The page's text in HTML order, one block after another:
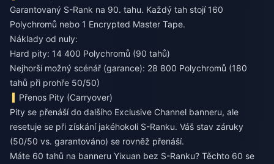
Garantovaný S-Rank na 90. tahu. Každý tah stojí 160
Polychromů nebo 1 Encrypted Master Tape.
Náklady od nuly:
Hard pity: 14 400 Polychromů (90 tahů)
Nejhorší možný scénář (garance): 28 800 Polychromů (180
tahů při prohře 50/50)
Přenos Pity (Carryover)
Pity se přenáší do dalšího Exclusive Channel banneru, ale
resetuje se při získání jakéhokoli S-Ranku. Váš stav záruky
(50/50 vs. garantováno) se rovněž přenáší.
Máte 60 tahů na banneru Yixuan bez S-Ranku? Těchto 60 se